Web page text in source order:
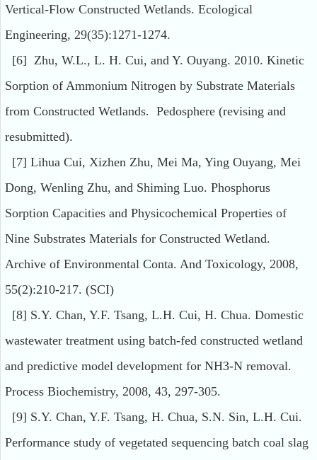
Vertical-Flow Constructed Wetlands. Ecological
Engineering, 29(35):1271-1274.
[6] Zhu, W.L., L. H. Cui, and Y. Ouyang. 2010. Kinetic
Sorption of Ammonium Nitrogen by Substrate Materials
from Constructed Wetlands. Pedosphere (revising and
resubmitted).
[7] Lihua Cui, Xizhen Zhu, Mei Ma, Ying Ouyang, Mei
Dong, Wenling Zhu, and Shiming Luo. Phosphorus
Sorption Capacities and Physicochemical Properties of
Nine Substrates Materials for Constructed Wetland.
Archive of Environmental Conta. And Toxicology, 2008,
55(2):210-217. (SCI)
[8] S.Y. Chan, Y.F. Tsang, L.H. Cui, H. Chua. Domestic
wastewater treatment using batch-fed constructed wetland
and predictive model development for NH3-N removal.
Process Biochemistry, 2008, 43, 297-305.
[9] S.Y. Chan, Y.F. Tsang, H. Chua, S.N. Sin, L.H. Cui.
Performance study of vegetated sequencing batch coal slag